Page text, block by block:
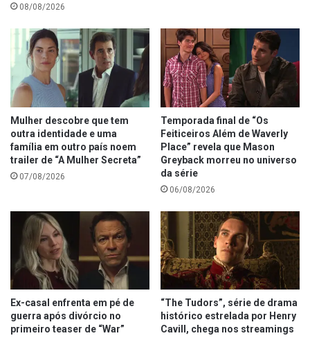
08/08/2026
Mulher descobre que tem
outra identidade e uma
família em outro país noem
trailer de “A Mulher Secreta”
07/08/2026
Temporada final de “Os
Feiticeiros Além de Waverly
Place” revela que Mason
Greyback morreu no universo
da série
06/08/2026
Ex-casal enfrenta em pé de
guerra após divórcio no
primeiro teaser de “War”
“The Tudors”, série de drama
histórico estrelada por Henry
Cavill, chega nos streamings